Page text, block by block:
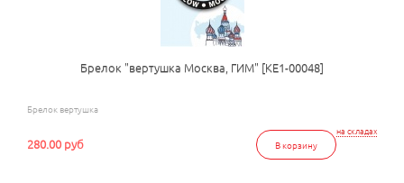
Брелок "вертушка Москва, ГИМ" [КЕ1-00048]
Брелок вертушка
на складах
В корзину
280.00 руб